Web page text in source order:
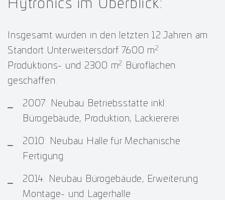
Hytronics im Überblick:
Insgesamt wurden in den letzten 12 Jahren am
Standort Unterweitersdorf 7600 m2
Produktions- und 2300 m2
Büroflächen
geschaffen.
2007: Neubau Betriebsstätte inkl.
Bürogebäude, Produktion, Lackiererei
2010: Neubau Halle für Mechanische
Fertigung
2014: Neubau Bürogebäude, Erweiterung
Montage- und Lagerhalle